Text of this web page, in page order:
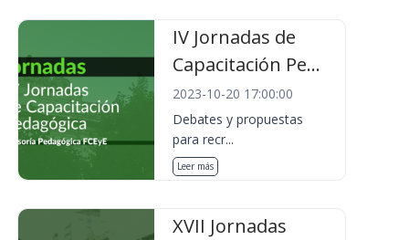
IV Jornadas de
Capacitación Pe...
2023-10-20 17:00:00
Debates y propuestas
para recr...
Leer más
XVII Jornadas